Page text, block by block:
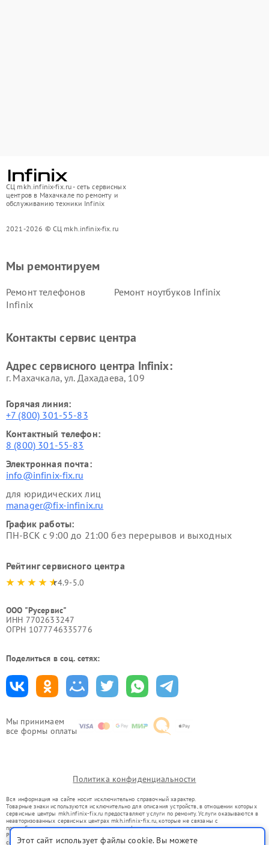
СЦ mkh.infinix-fix.ru - сеть сервисных
центров в Махачкале по ремонту и
обслуживанию техники Infinix
2021-2026 © СЦ mkh.infinix-fix.ru
Мы принимаем
все формы оплаты
Мы ремонтируем
Ремонт телефонов
Infinix
Ремонт ноутбуков Infinix
Контакты сервис центра
Адрес сервисного центра Infinix:
г. Махачкала, ул. Дахадаева, 109
Горячая линия:
+7 (800) 301-55-83
Контактный телефон:
8 (800) 301-55-83
Электронная почта:
info@infinix-fix.ru
для юридических лиц
manager@fix-infinix.ru
График работы:
ПН-ВСК с 9:00 до 21:00 без перерывов и выходных
Рейтинг сервисного центра
4.9-5.0
ООО "Русервис"
ИНН 7702633247
ОГРН 1077746335776
Поделиться в соц. сетях:
Политика конфиденциальности
Вся информация на сайте носит исключительно справочный характер.
Товарные знаки используются исключительно для описания устройств, в отношении которых
сервисные центры mkh.infinix-fix.ru предоставляют услуги по ремонту. Услуги оказываются в
неавторизованных сервисных центрах mkh.infinix-fix.ru, которые не связаны с
правообладателями товарных знаков или их официальными представителями.
Ремонт осуществляется для устройств, уже введенных в гражданский оборот в соответствии
со статьей 1487 ГК РФ.
Этот сайт использует файлы cookie. Вы можете